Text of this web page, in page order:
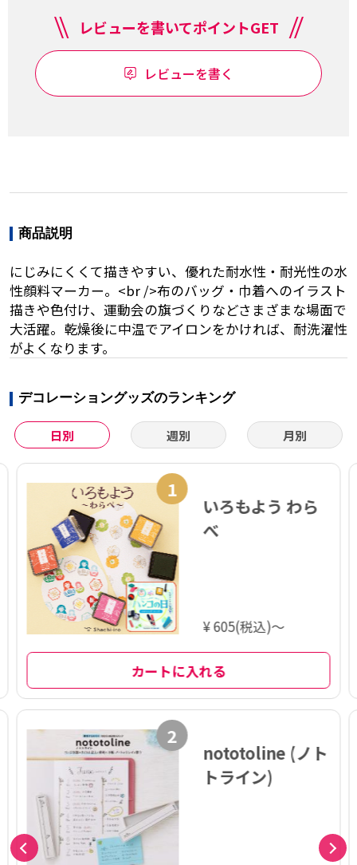
レビューを書いてポイントGET
レビューを書く
商品説明
にじみにくくて描きやすい、優れた耐水性・耐光性の水
性顔料マーカー。<br />布のバッグ・巾着へのイラスト
描きや色付け、運動会の旗づくりなどさまざまな場面で
大活躍。乾燥後に中温でアイロンをかければ、耐洗濯性
がよくなります。
デコレーショングッズのランキング
日別 週別 月別
1
いろもよう わら
べ
¥ 605(税込)～
カートに入れる
2
nototoline (ノト
トライン)